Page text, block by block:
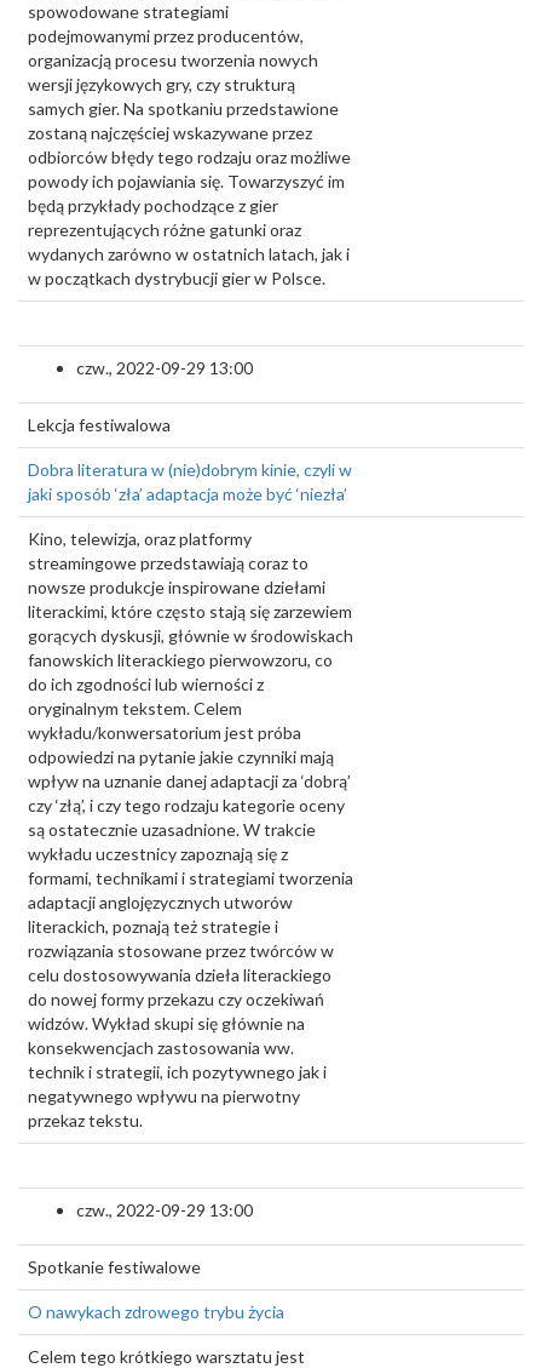
spowodowane strategiami
podejmowanymi przez producentów,
organizacją procesu tworzenia nowych
wersji językowych gry, czy strukturą
samych gier. Na spotkaniu przedstawione
zostaną najczęściej wskazywane przez
odbiorców błędy tego rodzaju oraz możliwe
powody ich pojawiania się. Towarzyszyć im
będą przykłady pochodzące z gier
reprezentujących różne gatunki oraz
wydanych zarówno w ostatnich latach, jak i
w początkach dystrybucji gier w Polsce.
czw., 2022-09-29 13:00
Lekcja festiwalowa
Dobra literatura w (nie)dobrym kinie, czyli w
jaki sposób ‘zła’ adaptacja może być ‘niezła’
Kino, telewizja, oraz platformy
streamingowe przedstawiają coraz to
nowsze produkcje inspirowane dziełami
literackimi, które często stają się zarzewiem
gorących dyskusji, głównie w środowiskach
fanowskich literackiego pierwowzoru, co
do ich zgodności lub wierności z
oryginalnym tekstem. Celem
wykładu/konwersatorium jest próba
odpowiedzi na pytanie jakie czynniki mają
wpływ na uznanie danej adaptacji za ‘dobrą’
czy ‘złą’, i czy tego rodzaju kategorie oceny
są ostatecznie uzasadnione. W trakcie
wykładu uczestnicy zapoznają się z
formami, technikami i strategiami tworzenia
adaptacji anglojęzycznych utworów
literackich, poznają też strategie i
rozwiązania stosowane przez twórców w
celu dostosowywania dzieła literackiego
do nowej formy przekazu czy oczekiwań
widzów. Wykład skupi się głównie na
konsekwencjach zastosowania ww.
technik i strategii, ich pozytywnego jak i
negatywnego wpływu na pierwotny
przekaz tekstu.
czw., 2022-09-29 13:00
Spotkanie festiwalowe
O nawykach zdrowego trybu życia
Celem tego krótkiego warsztatu jest